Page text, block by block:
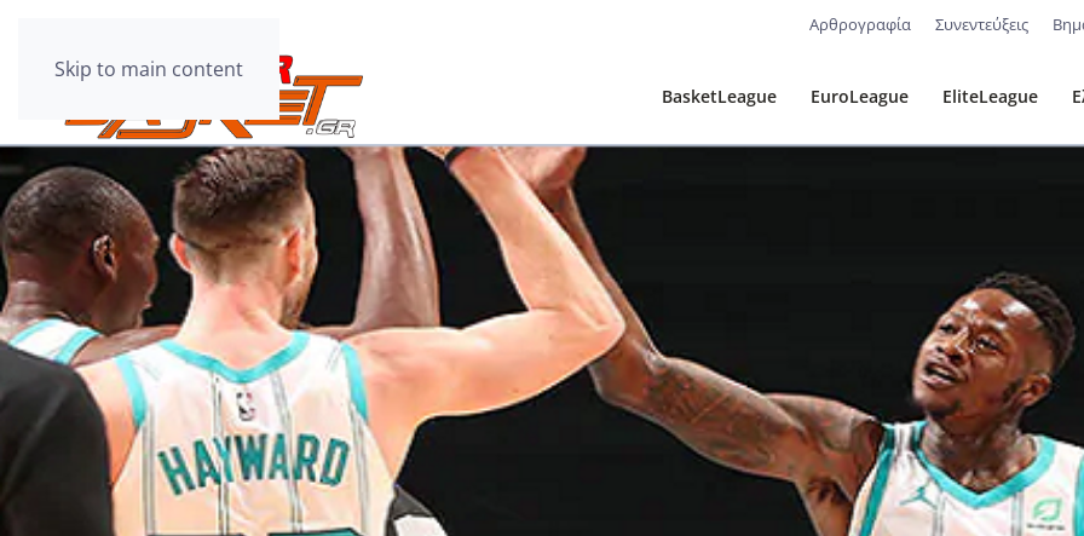
Skip to main content
Αρθρογραφία Συνεντεύξεις
BasketLeague EuroLeague EliteLeague